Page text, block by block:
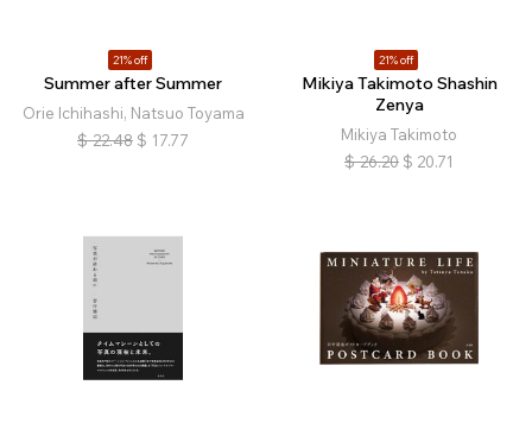
21% off
Summer after Summer
Orie Ichihashi, Natsuo Toyama
$ 22.48 $ 17.77
21% off
Mikiya Takimoto Shashin
Zenya
Mikiya Takimoto
$ 26.20 $ 20.71